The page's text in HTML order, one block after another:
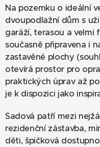
Na pozemku o ideální
dvoupodlažní dům s
garáží, terasou a velmi
současně připravena i
zastavěné plochy
otevírá prostor pro
praktických úprav až
je k dispozici jako
Sadová patří mezi
rezidenční zástavba,
děti, špičková